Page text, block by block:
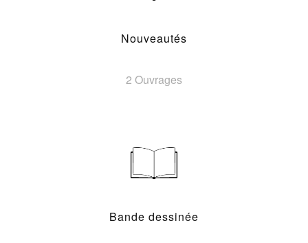
Nouveautés
2 Ouvrages
Bande dessinée